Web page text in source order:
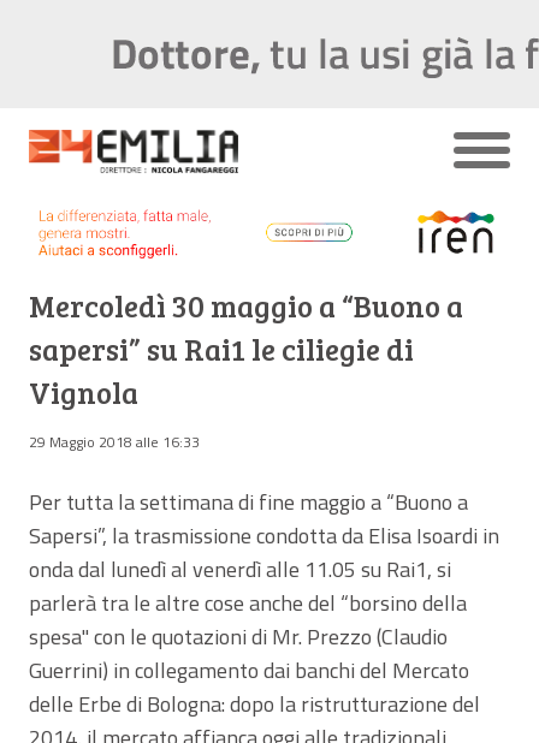
Mercoledì 30 maggio a “Buono a
sapersi” su Rai1 le ciliegie di
Vignola
29 Maggio 2018 alle 16:33
Per tutta la settimana di fine maggio a “Buono a
Sapersi”, la trasmissione condotta da Elisa Isoardi in
onda dal lunedì al venerdì alle 11.05 su Rai1, si
parlerà tra le altre cose anche del “borsino della
spesa" con le quotazioni di Mr. Prezzo (Claudio
Guerrini) in collegamento dai banchi del Mercato
delle Erbe di Bologna: dopo la ristrutturazione del